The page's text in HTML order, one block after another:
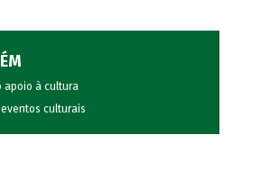
apoio à cultura
culturais